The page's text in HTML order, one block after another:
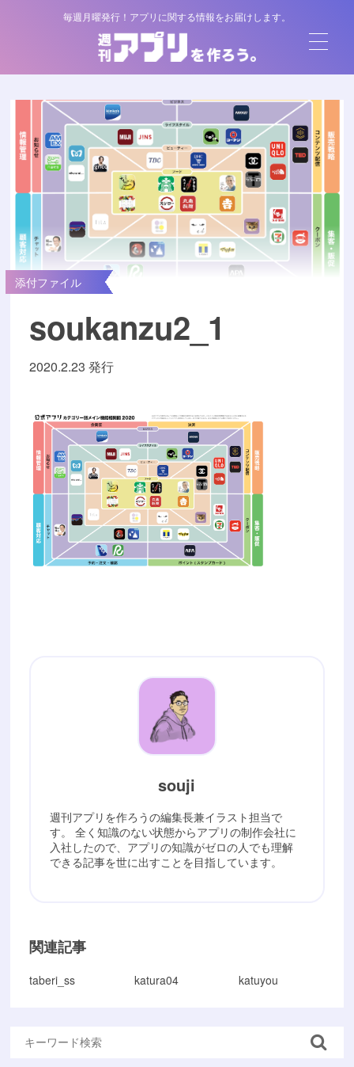
毎週月曜発行！アプリに関する情報をお届けします。
添付ファイル
soukanzu2_1
2020.2.23 発行
souji
週刊アプリを作ろうの編集長兼イラスト担当で
す。 全く知識のない状態からアプリの制作会社に
入社したので、アプリの知識がゼロの人でも理解
できる記事を世に出すことを目指しています。
関連記事
taberi_ss katura04 katuyou